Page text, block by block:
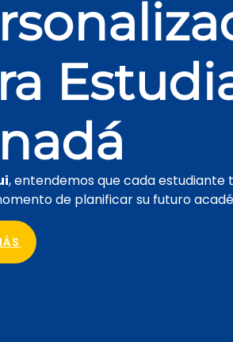
, entendemos que cada estudiante
de planificar su futuro